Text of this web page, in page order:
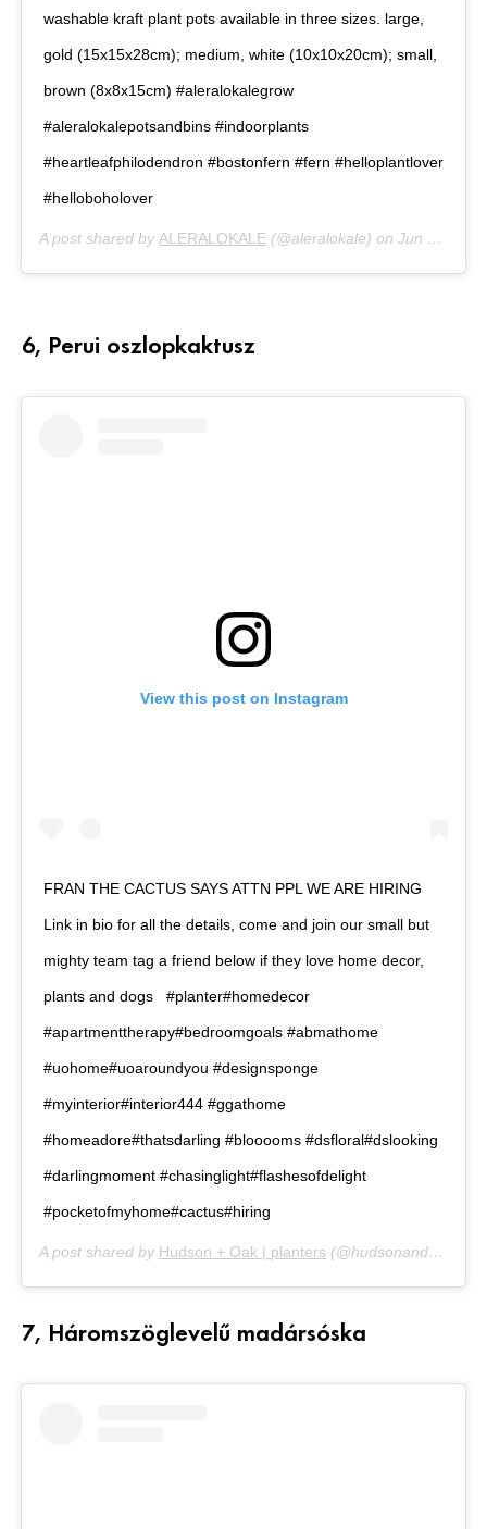
washable kraft plant pots available in three sizes. large,
gold (15x15x28cm); medium, white (10x10x20cm); small,
brown (8x8x15cm) #aleralokalegrow
#aleralokalepotsandbins #indoorplants
#heartleafphilodendron #bostonfern #fern #helloplantlover
#helloboholover
A post shared by ALERALOKALE (@aleralokale) on Jun 7, 2019 at 6:06pm PDT
6, Perui oszlopkaktusz
View this post on Instagram
FRAN THE CACTUS SAYS ATTN PPL WE ARE HIRING ️⁣⁣ ⁣⁣
Link in bio for all the details, come and join our small but
mighty team tag a friend below if they love home decor,
plants and dogs ⁣ ⁣ #planter#homedecor
#apartmenttherapy#bedroomgoals #abmathome
#uohome#uoaroundyou #designsponge
#myinterior#interior444 #ggathome
#homeadore#thatsdarling #blooooms #dsfloral#dslooking
#darlingmoment #chasinglight#flashesofdelight
#pocketofmyhome#cactus#hiring
A post shared by Hudson + Oak | planters (@hudsonandoakshop) on
7, Háromszöglevelű madársóska